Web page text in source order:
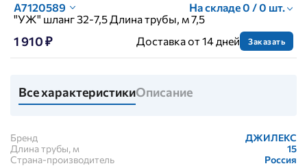
A7120589
На складе 0 / 0 шт.
"УЖ" шланг 32-7,5 Длина трубы, м 7,5
1 910 ₽ Доставка от 14 дней Заказать
Все характеристикиОписание
Бренд
ДЖИЛЕКС
Длина трубы, м
15
Страна-производитель
Россия